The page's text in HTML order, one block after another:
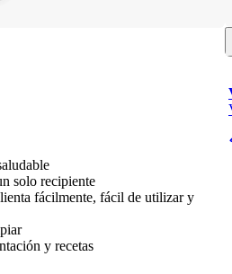
solo recipiente
fácilmente, fácil de utilizar y
y recetas